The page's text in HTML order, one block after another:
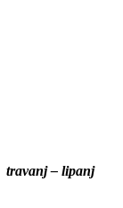
travanj – lipanj